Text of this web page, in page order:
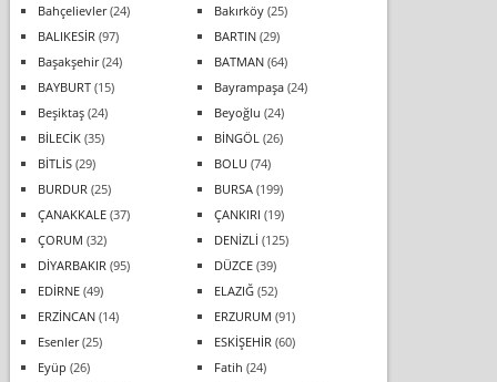
Bahçelievler(24) Bakırköy(25)
BALIKESİR (97) BARTIN(29)
Başakşehir(24) BATMAN(64)
BAYBURT(15) Bayrampaşa(24)
Beşiktaş(24) Beyoğlu (24)
BİLECİK(35) BİNGÖL (26)
BİTLİS(29) BOLU (74)
BURDUR (25) BURSA(199)
ÇANAKKALE(37) ÇANKIRI (19)
ÇORUM (32) DENİZLİ (125)
DİYARBAKIR (95) DÜZCE(39)
EDİRNE(49) ELAZIĞ(52)
ERZİNCAN(14) ERZURUM (91)
Esenler(25) ESKİŞEHİR (60)
Eyüp (26) Fatih (24)